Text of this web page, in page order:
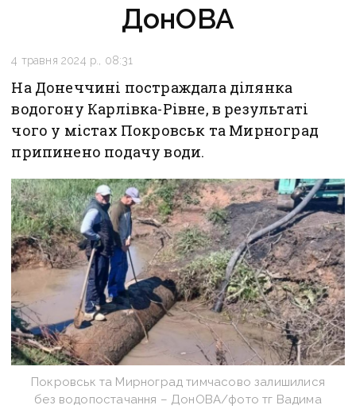
ДонОВА
4 травня 2024 р., 08:31
На Донеччині постраждала ділянка
водогону Карлівка-Рівне, в результаті
чого у містах Покровськ та Мирноград
припинено подачу води.
Покровськ та Мирноград тимчасово залишилися
без водопостачання – ДонОВА/фото тг Вадима